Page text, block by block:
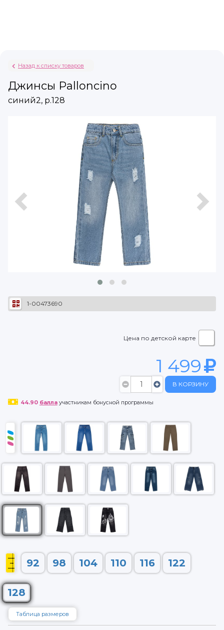
Назад к списку товаров
Джинсы Palloncino
синий2, р.128
1-00473690
Цена по детской карте
1 499
В КОРЗИНУ
44.90 баллаучастникам бонусной программы
92 98 104 110 116 122
128
Таблица размеров